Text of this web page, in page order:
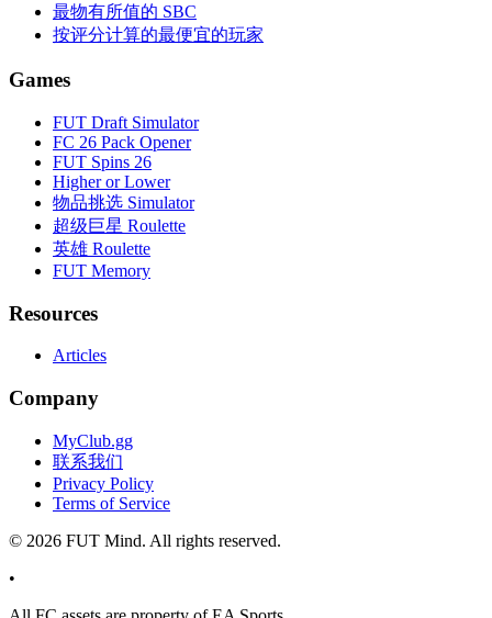
最物有所值的 SBC
按评分计算的最便宜的玩家
Games
FUT Draft Simulator
FC 26 Pack Opener
FUT Spins 26
Higher or Lower
物品挑选 Simulator
超级巨星 Roulette
英雄 Roulette
FUT Memory
Resources
Articles
Company
MyClub.gg
联系我们
Privacy Policy
Terms of Service
© 2026 FUT Mind. All rights reserved.
•